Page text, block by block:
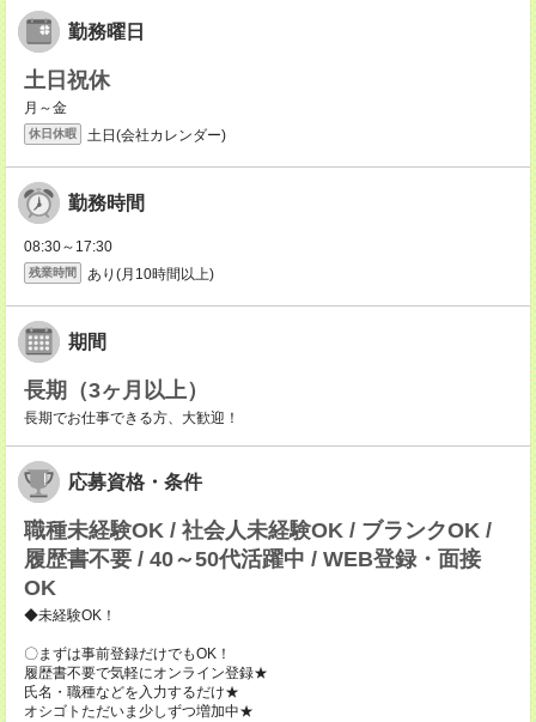
勤務曜日
土日祝休
月～金
休日休暇 土日(会社カレンダー)
勤務時間
08:30～17:30
残業時間 あり(月10時間以上)
期間
長期（3ヶ月以上）
長期でお仕事できる方、大歓迎！
応募資格・条件
職種未経験OK / 社会人未経験OK / ブランクOK /
履歴書不要 / 40～50代活躍中 / WEB登録・面接
OK
◆未経験OK！
〇まずは事前登録だけでもOK！
履歴書不要で気軽にオンライン登録★
氏名・職種などを入力するだけ★
オシゴトただいま少しずつ増加中★